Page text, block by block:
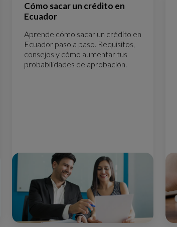
Cómo sacar un crédito en
Ecuador
Aprende cómo sacar un crédito en
Ecuador paso a paso. Requisitos,
consejos y cómo aumentar tus
probabilidades de aprobación.